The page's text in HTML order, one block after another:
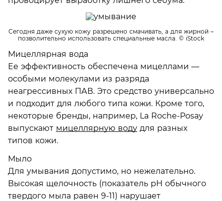
Сегодня даже сухую кожу разрешено смачивать, а для жирной –
позволительно использовать специальные масла. © iStock
Мицеллярная вода
Ее эффективность обеспечена мицеллами —
особыми молекулами из разряда
неагрессивных ПАВ. Это средство универсально
и подходит для любого типа кожи. Кроме того,
некоторые бренды, например, La Roche-Posay
выпускают мицеллярную воду для разных
типов кожи.
Мыло
Для умывания допустимо, но нежелательно.
Высокая щелочность (показатель pH обычного
твердого мыла равен 9-11) нарушает